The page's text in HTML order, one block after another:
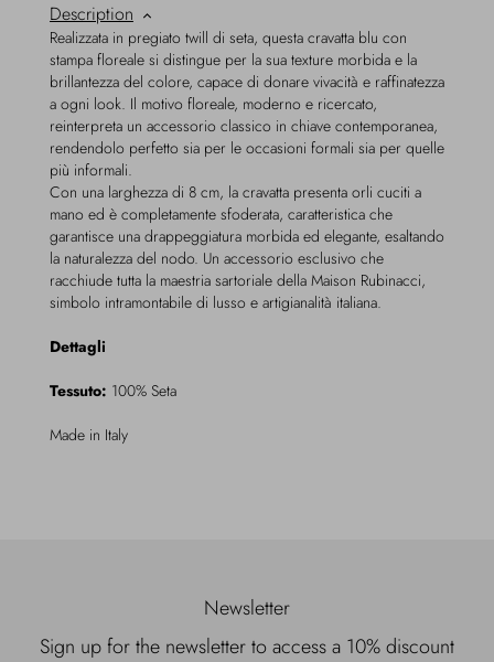
Description
Realizzata in pregiato twill di seta, questa cravatta blu con
stampa floreale si distingue per la sua texture morbida e la
brillantezza del colore, capace di donare vivacità e raffinatezza
a ogni look. Il motivo floreale, moderno e ricercato,
reinterpreta un accessorio classico in chiave contemporanea,
rendendolo perfetto sia per le occasioni formali sia per quelle
più informali.
Con una larghezza di 8 cm, la cravatta presenta orli cuciti a
mano ed è completamente sfoderata, caratteristica che
garantisce una drappeggiatura morbida ed elegante, esaltando
la naturalezza del nodo. Un accessorio esclusivo che
racchiude tutta la maestria sartoriale della Maison Rubinacci,
simbolo intramontabile di lusso e artigianalità italiana.
Dettagli
Tessuto: 100% Seta
Made in Italy
Newsletter
Sign up for the newsletter to access a 10% discount